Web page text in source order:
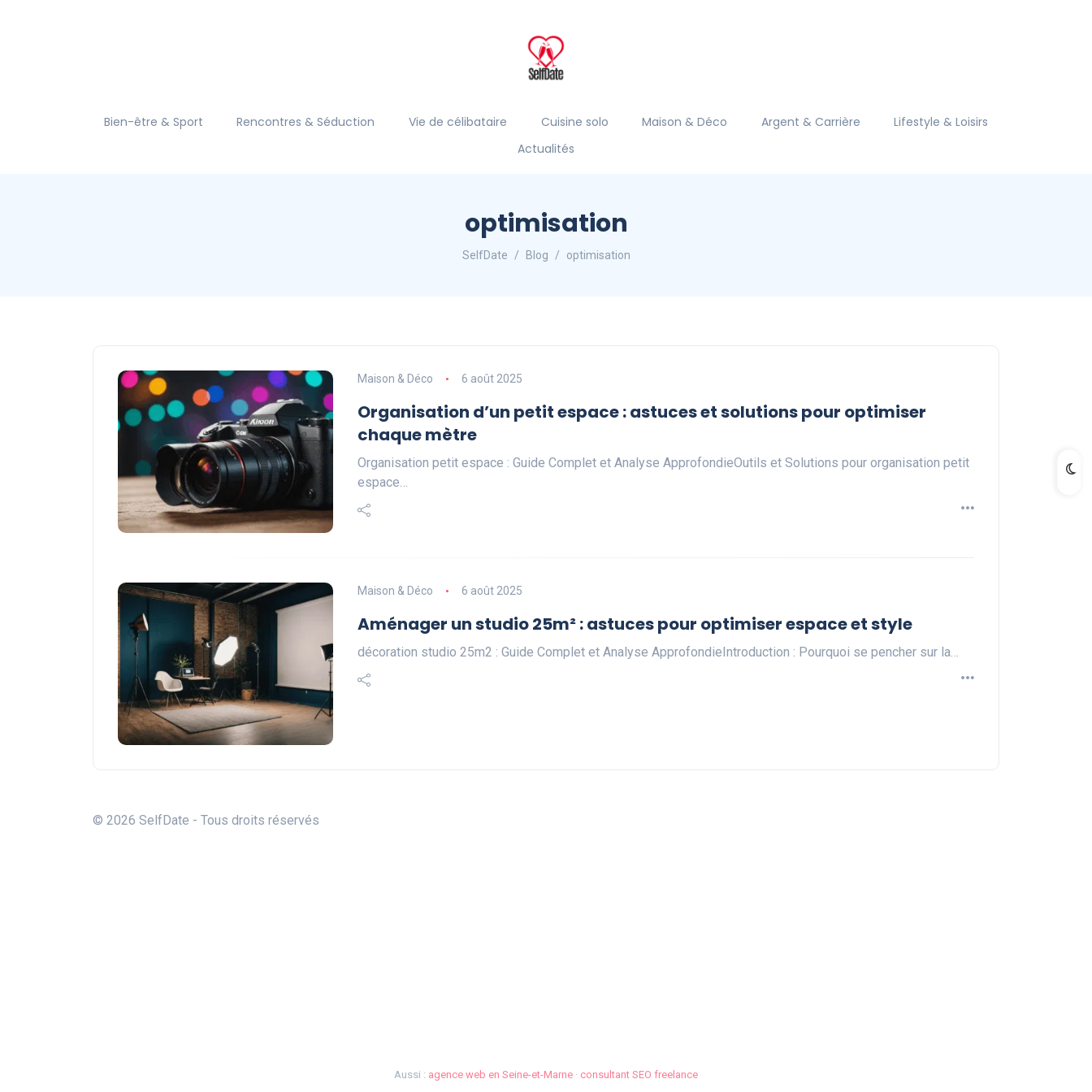
Bien-être & Sport Rencontres & Séduction Vie de célibataire Cuisine solo Maison & Déco Argent & Carrière
Lifestyle & Loisirs
Actualités
optimisation
SelfDate Blog optimisation
Maison & Déco 6 août 2025
Organisation d’un petit espace : astuces et solutions pour optimiser
chaque mètre
Organisation petit espace : Guide Complet et Analyse ApprofondieOutils et Solutions pour organisation petit
espace…
Maison & Déco 6 août 2025
Aménager un studio 25m² : astuces pour optimiser espace et style
décoration studio 25m2 : Guide Complet et Analyse ApprofondieIntroduction : Pourquoi se pencher sur la…
© 2026 SelfDate - Tous droits réservés
Aussi : agence web en Seine-et-Marne · consultant SEO freelance